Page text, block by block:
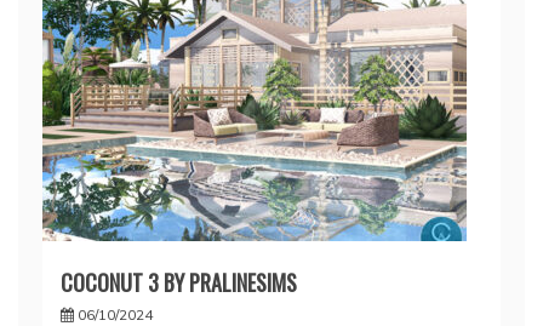
COCONUT 3 BY PRALINESIMS
06/10/2024